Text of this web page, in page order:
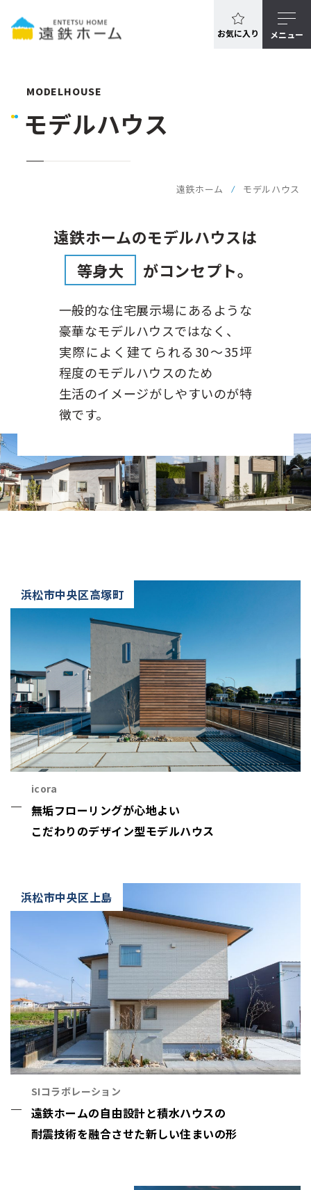
お気に入り メニュー
MODELHOUSE
モデルハウス
遠鉄ホーム モデルハウス
遠鉄ホームのモデルハウスは
等身大
がコンセプト。
一般的な住宅展示場にあるような
豪華なモデルハウスではなく、
実際によく建てられる30〜35坪
程度のモデルハウスのため
生活のイメージがしやすいのが特
徴です。
浜松市中央区高塚町
icora
無垢フローリングが心地よい
こだわりのデザイン型モデルハウス
浜松市中央区上島
SIコラボレーション
遠鉄ホームの自由設計と積水ハウスの
耐震技術を融合させた新しい住まいの形